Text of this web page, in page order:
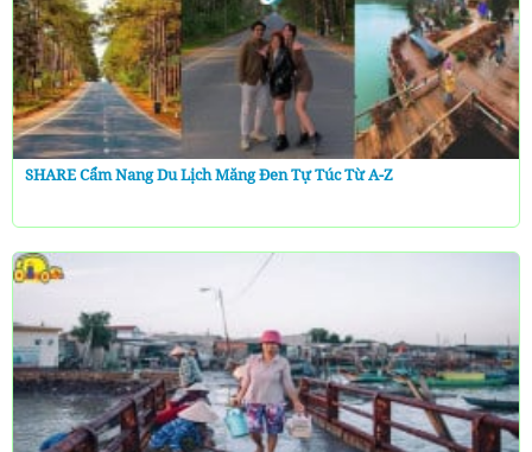
SHARE Cẩm Nang Du Lịch Măng Đen Tự Túc Từ A-Z